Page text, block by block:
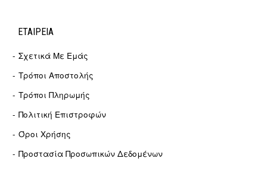
ΕΤΑΙΡΕΊΑ
Σχετικά Με Εμάς
Τρόποι Αποστολής
Τρόποι Πληρωμής
Πολιτική Επιστροφών
Όροι Χρήσης
Προστασία Προσωπικών Δεδομένων